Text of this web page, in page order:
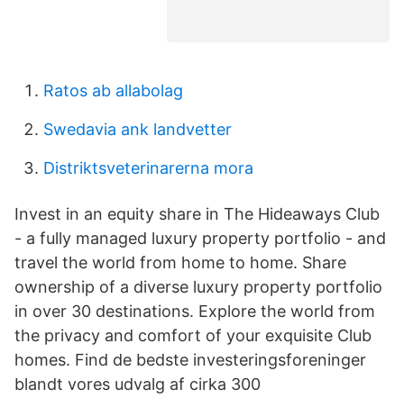
Ratos ab allabolag
Swedavia ank landvetter
Distriktsveterinarerna mora
Invest in an equity share in The Hideaways Club
- a fully managed luxury property portfolio - and
travel the world from home to home. Share
ownership of a diverse luxury property portfolio
in over 30 destinations. Explore the world from
the privacy and comfort of your exquisite Club
homes. Find de bedste investeringsforeninger
blandt vores udvalg af cirka 300